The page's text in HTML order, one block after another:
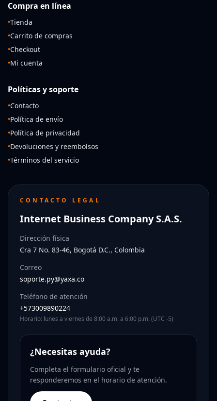
Compra en línea
•Tienda
•Carrito de compras
•Checkout
•Mi cuenta
Políticas y soporte
•Contacto
•Política de envío
•Política de privacidad
•Devoluciones y reembolsos
•Términos del servicio
CONTACTO LEGAL
Internet Business Company S.A.S.
Dirección física
Cra 7 No. 83-46, Bogotá D.C., Colombia
Correo
soporte.py@yaxa.co
Teléfono de atención
+573009890224
Horario: lunes a viernes de 8:00 a.m. a 6:00 p.m. (UTC -5)
¿Necesitas ayuda?
Completa el formulario oficial y te
responderemos en el horario de atención.